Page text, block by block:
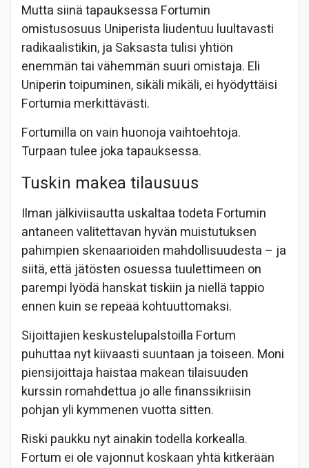
Mutta siinä tapauksessa Fortumin
omistusosuus Uniperista liudentuu luultavasti
radikaalistikin, ja Saksasta tulisi yhtiön
enemmän tai vähemmän suuri omistaja. Eli
Uniperin toipuminen, sikäli mikäli, ei hyödyttäisi
Fortumia merkittävästi.
Fortumilla on vain huonoja vaihtoehtoja.
Turpaan tulee joka tapauksessa.
Tuskin makea tilausuus
Ilman jälkiviisautta uskaltaa todeta Fortumin
antaneen valitettavan hyvän muistutuksen
pahimpien skenaarioiden mahdollisuudesta – ja
siitä, että jätösten osuessa tuulettimeen on
parempi lyödä hanskat tiskiin ja niellä tappio
ennen kuin se repeää kohtuuttomaksi.
Sijoittajien keskustelupalstoilla Fortum
puhuttaa nyt kiivaasti suuntaan ja toiseen. Moni
piensijoittaja haistaa makean tilaisuuden
kurssin romahdettua jo alle finanssikriisin
pohjan yli kymmenen vuotta sitten.
Riski paukku nyt ainakin todella korkealla.
Fortum ei ole vajonnut koskaan yhtä kitkerään